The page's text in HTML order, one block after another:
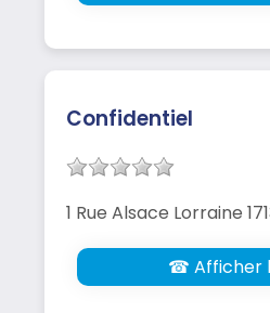
Confidentiel
1 Rue Alsace Lorraine
☎ Afficher